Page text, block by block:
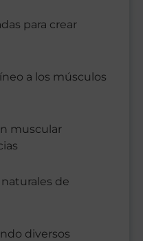
para crear
a los músculos
muscular
de
diversos